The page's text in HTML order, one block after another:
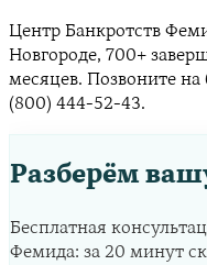
Центр Банкротств
Новгороде, 700+
месяцев. Позвоните
(800) 444-52-43.
Разберём
Бесплатная
Фемида: за 20 минут